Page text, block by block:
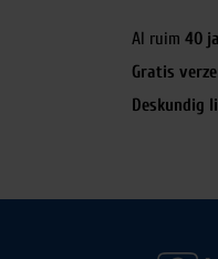
Al ruim 40
Gratis
Deskundig